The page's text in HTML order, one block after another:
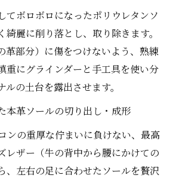
てボロボロになったポリウレタンソ
綺麗に削り落とし、取り除きます。
革部分）に傷をつけないよう、熟練
重にグラインダーと手工具を使い分
の土台を露出させます。
革ソールの切り出し・成形
ンの重厚な佇まいに負けない、最高
レザー（牛の背中から腰にかけての
、左右の足に合わせたソールを贅沢